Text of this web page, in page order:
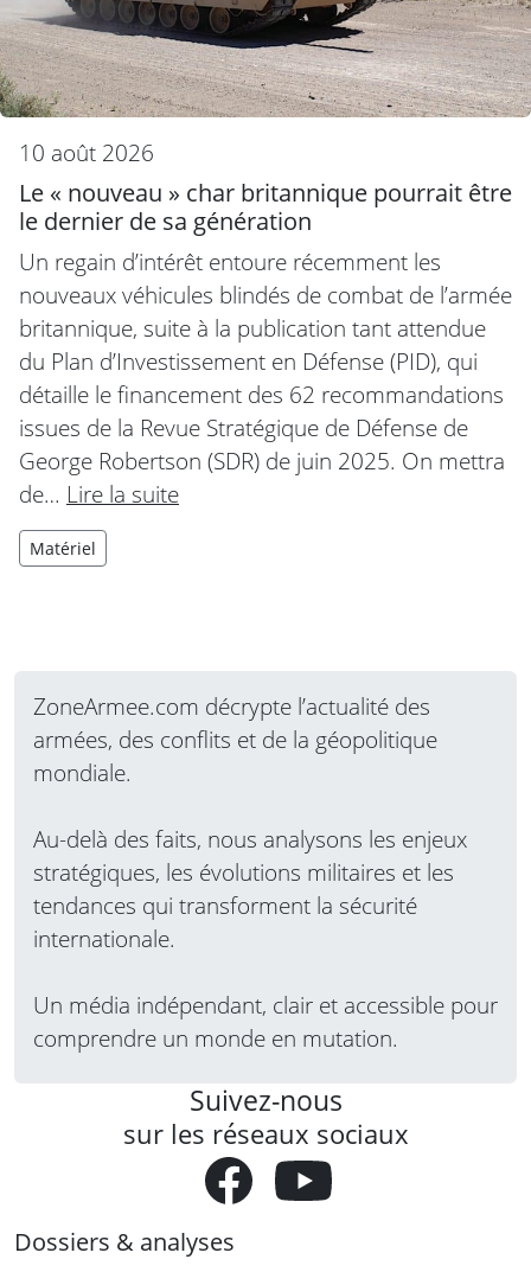
10 août 2026
Le « nouveau » char britannique pourrait être
le dernier de sa génération
Un regain d’intérêt entoure récemment les
nouveaux véhicules blindés de combat de l’armée
britannique, suite à la publication tant attendue
du Plan d’Investissement en Défense (PID), qui
détaille le financement des 62 recommandations
issues de la Revue Stratégique de Défense de
George Robertson (SDR) de juin 2025. On mettra
de… Lire la suite
Matériel
ZoneArmee.com décrypte l’actualité des
armées, des conflits et de la géopolitique
mondiale.
Au-delà des faits, nous analysons les enjeux
stratégiques, les évolutions militaires et les
tendances qui transforment la sécurité
internationale.
Un média indépendant, clair et accessible pour
comprendre un monde en mutation.
Suivez-nous
sur les réseaux sociaux
Dossiers & analyses